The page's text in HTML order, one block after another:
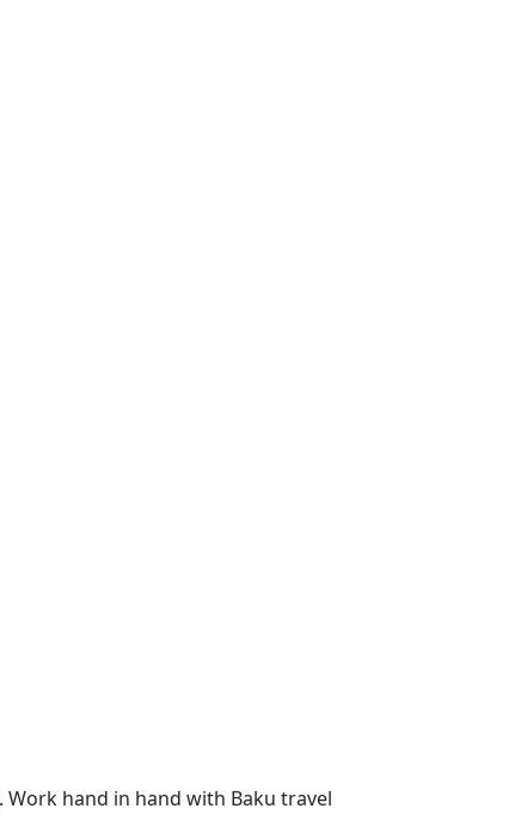
hand in hand with Baku travel